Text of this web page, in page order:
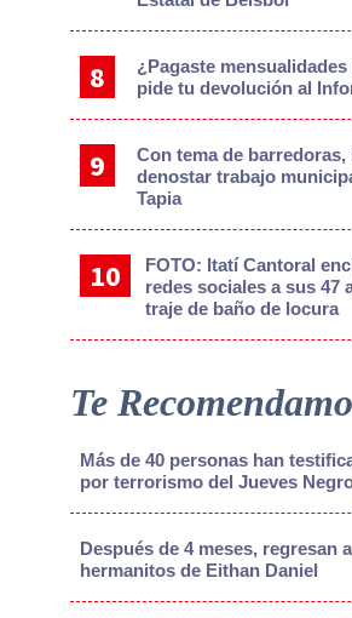
¿Pagaste mensualidades
pide tu devolución al
Con tema de barredoras,
denostar trabajo
Tapia
FOTO: Itatí Cantoral
redes sociales a sus 47
traje de baño de locura
Te
Más de 40 personas han
por terrorismo del Jueves
Después de 4 meses, regresan
hermanitos de Eithan Daniel